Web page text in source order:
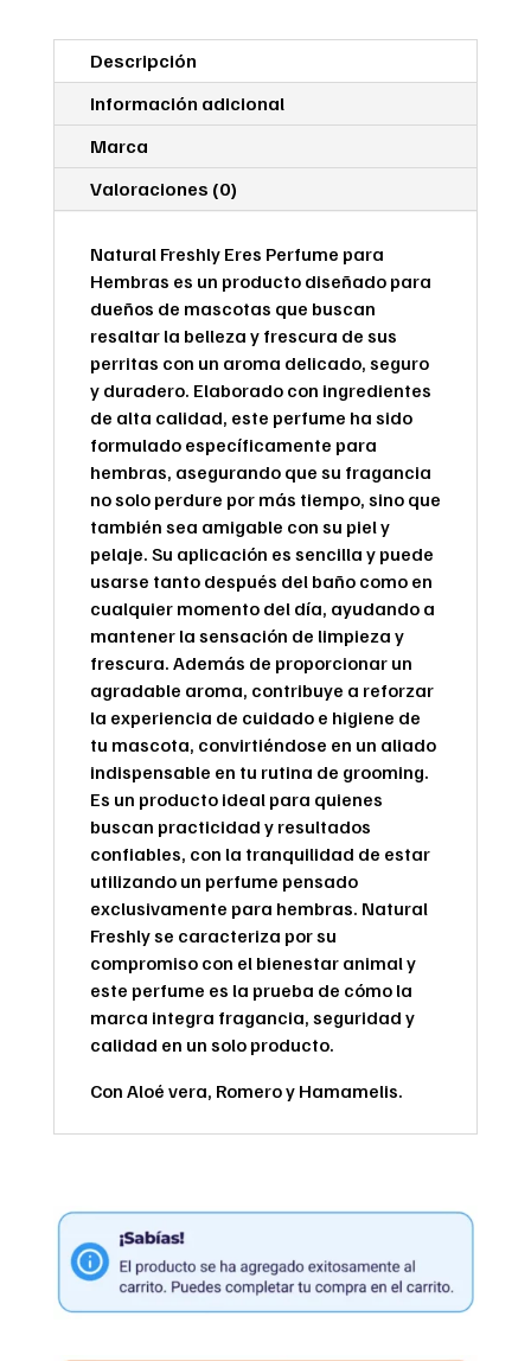
Descripción
Información adicional
Marca
Valoraciones (0)
Natural Freshly Eres Perfume para
Hembras es un producto diseñado para
dueños de mascotas que buscan
resaltar la belleza y frescura de sus
perritas con un aroma delicado, seguro
y duradero. Elaborado con ingredientes
de alta calidad, este perfume ha sido
formulado específicamente para
hembras, asegurando que su fragancia
no solo perdure por más tiempo, sino que
también sea amigable con su piel y
pelaje. Su aplicación es sencilla y puede
usarse tanto después del baño como en
cualquier momento del día, ayudando a
mantener la sensación de limpieza y
frescura. Además de proporcionar un
agradable aroma, contribuye a reforzar
la experiencia de cuidado e higiene de
tu mascota, convirtiéndose en un aliado
indispensable en tu rutina de grooming.
Es un producto ideal para quienes
buscan practicidad y resultados
confiables, con la tranquilidad de estar
utilizando un perfume pensado
exclusivamente para hembras. Natural
Freshly se caracteriza por su
compromiso con el bienestar animal y
este perfume es la prueba de cómo la
marca integra fragancia, seguridad y
calidad en un solo producto.
Con Aloé vera, Romero y Hamamelis.